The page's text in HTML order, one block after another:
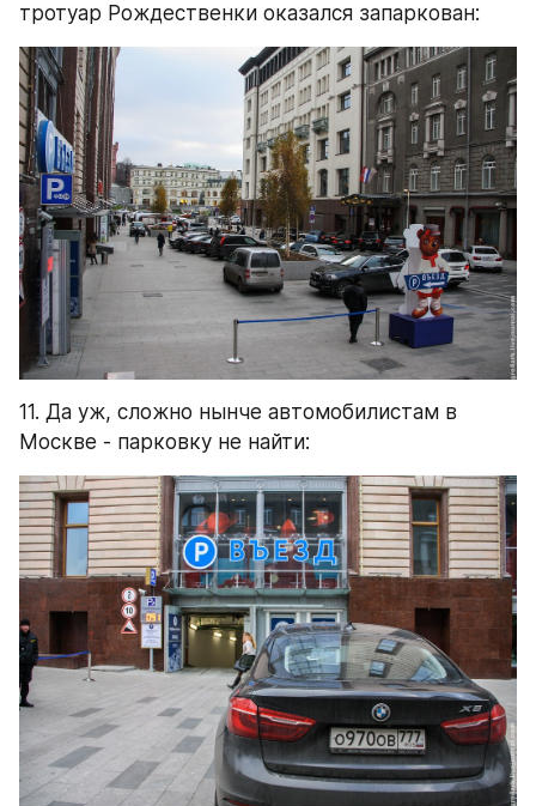
тротуар Рождественки оказался запаркован:
11. Да уж, сложно нынче автомобилистам в
Москве - парковку не найти: